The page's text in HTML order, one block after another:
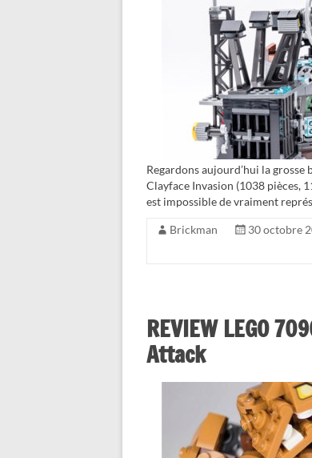
Regardons aujourd’hui la grosse
Clayface Invasion (1038 pièces,
est impossible de vraiment
Brickman 30 octobre
REVIEW LEGO
Attack